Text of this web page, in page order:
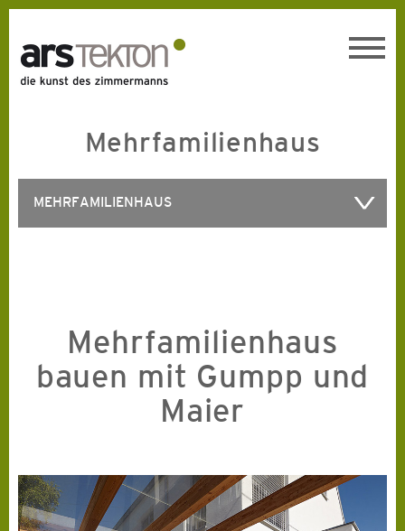
Mehrfamilienhaus
MEHRFAMILIENHAUS
Mehrfamilienhaus
bauen mit Gumpp und
Maier